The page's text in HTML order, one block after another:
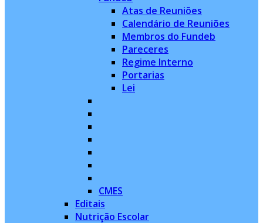
Atas de Reuniões
Calendário de Reuniões
Membros do Fundeb
Pareceres
Regime Interno
Portarias
Lei
CMES
Editais
Nutrição Escolar